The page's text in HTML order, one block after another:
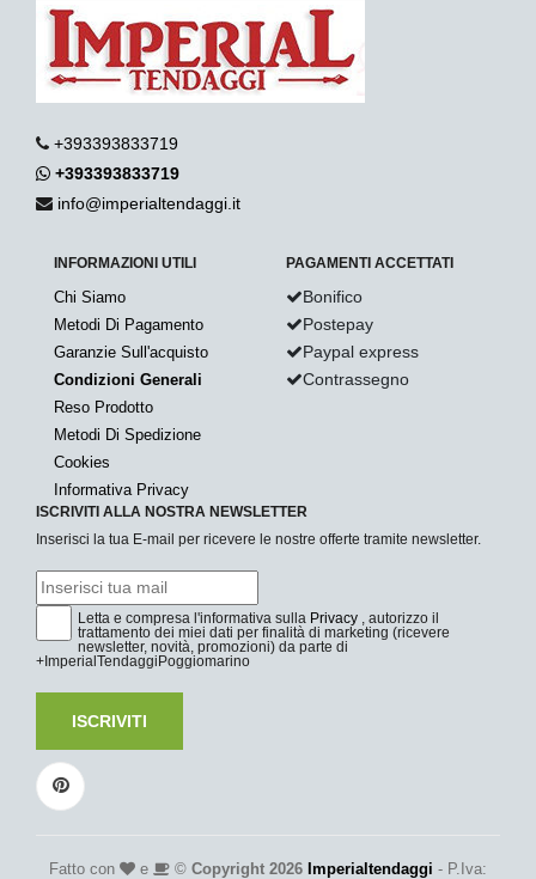
+393393833719
+393393833719
info@imperialtendaggi.it
INFORMAZIONI UTILI
Chi Siamo
Metodi Di Pagamento
Garanzie Sull'acquisto
Condizioni Generali
Reso Prodotto
Metodi Di Spedizione
Cookies
Informativa Privacy
PAGAMENTI ACCETTATI
Bonifico
Postepay
Paypal express
Contrassegno
ISCRIVITI ALLA NOSTRA NEWSLETTER
Inserisci la tua E-mail per ricevere le nostre offerte tramite newsletter.
Letta e compresa l'informativa sulla Privacy , autorizzo il
trattamento dei miei dati per finalità di marketing (ricevere
newsletter, novità, promozioni) da parte di
+ImperialTendaggiPoggiomarino
ISCRIVITI
Fatto con e © Copyright 2026 Imperialtendaggi - P.Iva: